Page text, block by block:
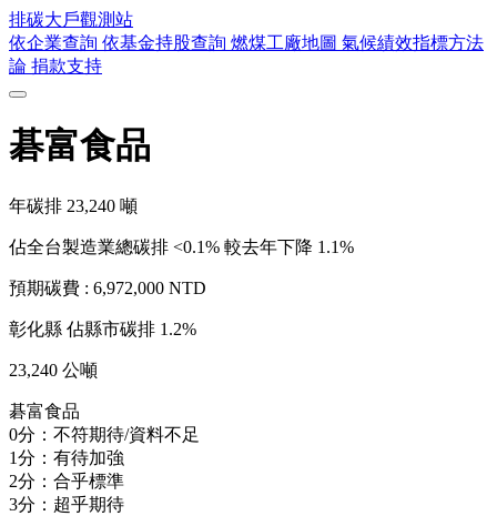
排碳大戶觀測站
依企業查詢 依基金持股查詢 燃煤工廠地圖 氣候績效指標方法
論 捐款支持
碁富食品
年碳排 23,240 噸
佔全台製造業總碳排 <0.1% 較去年下降 1.1%
預期碳費 : 6,972,000 NTD
彰化縣 佔縣市碳排 1.2%
23,240 公噸
碁富食品
0分：不符期待/資料不足
1分：有待加強
2分：合乎標準
3分：超乎期待